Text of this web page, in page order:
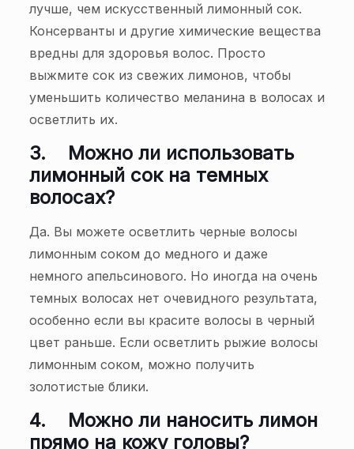
лучше, чем искусственный лимонный сок.
Консерванты и другие химические вещества
вредны для здоровья волос. Просто
выжмите сок из свежих лимонов, чтобы
уменьшить количество меланина в волосах и
осветлить их.
3. Можно ли использовать
лимонный сок на темных
волосах?
Да. Вы можете осветлить черные волосы
лимонным соком до медного и даже
немного апельсинового. Но иногда на очень
темных волосах нет очевидного результата,
особенно если вы красите волосы в черный
цвет раньше. Если осветлить рыжие волосы
лимонным соком, можно получить
золотистые блики.
4. Можно ли наносить лимон
прямо на кожу головы?